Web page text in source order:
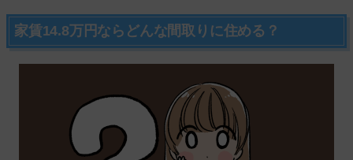
家賃14.8万円ならどんな間取りに住める？